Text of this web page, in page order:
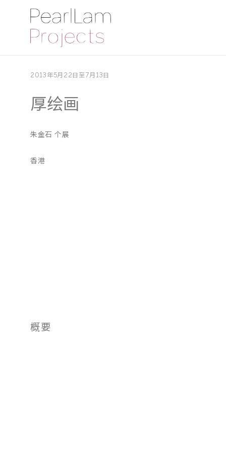
2013年5月22日至7月13日
厚绘画
朱金石 个展
香港
概要